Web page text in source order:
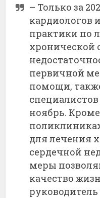
– Только за
кардиологов
практики по
хронической
первичной
помощи,
ноябрь. Кроме
для лечения
сердечной
меры
качество